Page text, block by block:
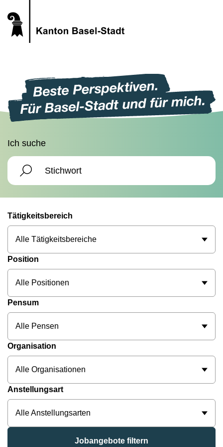
Ich suche
Tätigkeitsbereich
Alle Tätigkeitsbereiche
Position
Alle Positionen
Pensum
Alle Pensen
Organisation
Alle Organisationen
Anstellungsart
Alle Anstellungsarten
Jobangebote filtern